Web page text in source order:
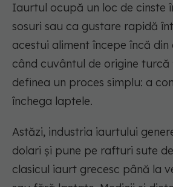
Iaurtul ocupă un loc de cinste
sosuri sau ca gustare rapidă
acestui aliment începe încă din
când cuvântul de origine
definea un proces simplu: a
închega laptele.
Astăzi, industria iaurtului
dolari și pune pe rafturi sute
clasicul iaurt grecesc până la